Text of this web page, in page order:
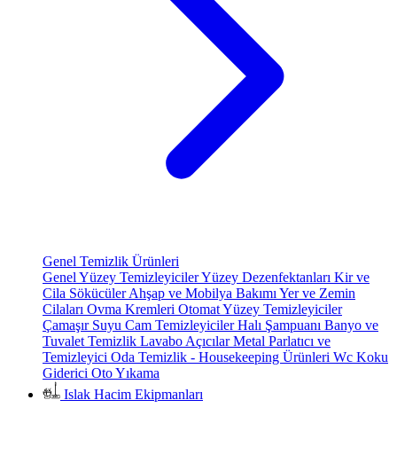
Genel Temizlik Ürünleri
Genel Yüzey TemizleyicilerYüzey Dezenfektanları Kir ve
Cila SökücülerAhşap ve Mobilya Bakımı Yer ve Zemin
Cilaları Ovma Kremleri Otomat Yüzey Temizleyiciler
Çamaşır Suyu Cam TemizleyicilerHalı Şampuanı Banyo ve
Tuvalet Temizlik Lavabo AçıcılarMetal Parlatıcı ve
Temizleyici Oda Temizlik - Housekeeping Ürünleri Wc Koku
Giderici Oto Yıkama
Islak Hacim Ekipmanları